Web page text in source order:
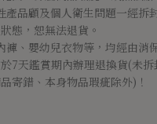
產品顧及個人衛生問題一經拆
態，恕無法退貨。
褲、嬰幼兒衣物等，均經由消
7天鑑賞期內辦理退換貨(未
寄錯、本身物品瑕疵除外)！